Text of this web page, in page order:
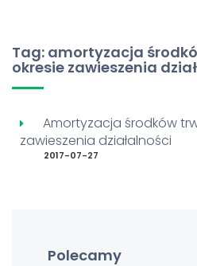
Tag: amortyzacja
okresie zawieszenia
Amortyzacja środków
zawieszenia działalności
2017-07-27
Polecamy